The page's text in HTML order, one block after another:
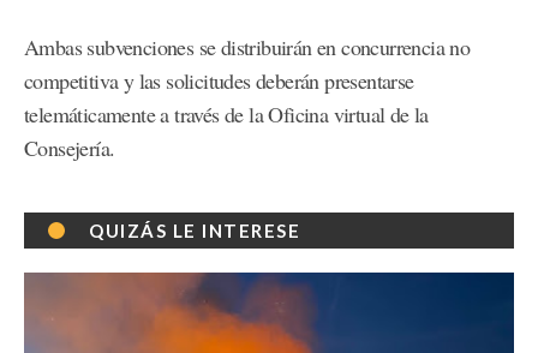
Ambas subvenciones se distribuirán en concurrencia no
competitiva y las solicitudes deberán presentarse
telemáticamente a través de la Oficina virtual de la
Consejería.
QUIZÁS LE INTERESE